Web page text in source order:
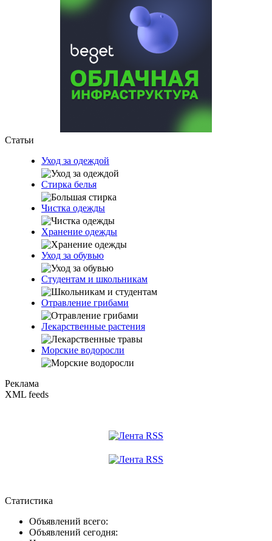
Статьи
Уход за одеждой
Стирка белья
Чистка одежды
Хранение одежды
Уход за обувью
Студентам и школьникам
Отравление грибами
Лекарственные растения
Морские водоросли
Реклама
XML feeds
Статистика
Объявлений всего:
Объявлений сегодня: